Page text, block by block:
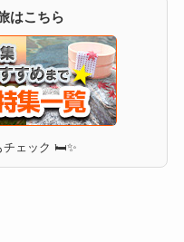
はこちら
チェック 🛏✨